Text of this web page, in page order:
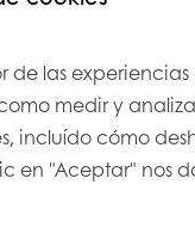
de las experiencias
medir y
incluído cómo
en "Aceptar" nos
de privacidad
de cookies
generales de